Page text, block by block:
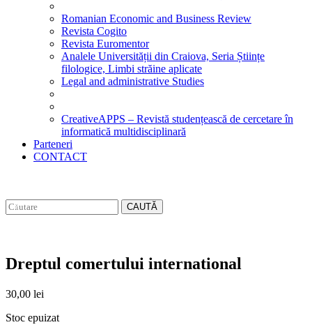
Romanian Economic and Business Review
Revista Cogito
Revista Euromentor
Analele Universității din Craiova, Seria Științe
filologice, Limbi străine aplicate
Legal and administrative Studies
CreativeAPPS – Revistă studențească de cercetare în
informatică multidisciplinară
Parteneri
CONTACT
CAUTĂ
Dreptul comertului international
30,00 lei
Stoc epuizat